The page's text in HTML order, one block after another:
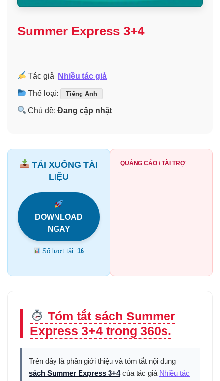
Summer Express 3+4
Tác giả: Nhiều tác giả
Thể loại: Tiếng Anh
Chủ đề:Đang cập nhật
TẢI XUỐNG TÀI
LIỆU
DOWNLOAD
NGAY
Số lượt tải: 16
QUẢNG CÁO / TÀI TRỢ
Tóm tắt sách Summer
Express 3+4 trong 360s.
Trên đây là phần giới thiệu và tóm tắt nội dung
sách Summer Express 3+4của tác giả Nhiều tác